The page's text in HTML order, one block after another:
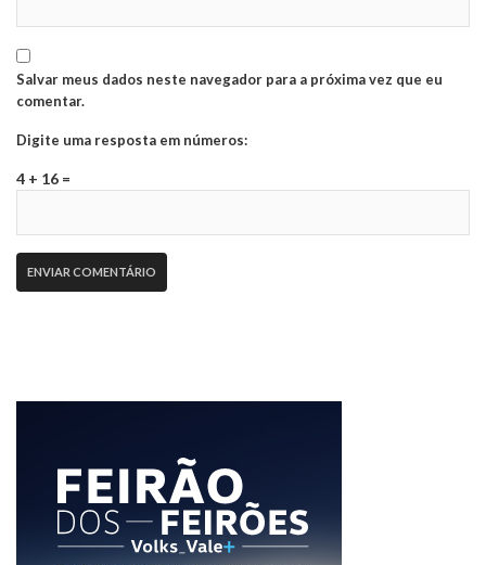
Salvar meus dados neste navegador para a próxima vez que eu
comentar.
Digite uma resposta em números:
4 + 16 =